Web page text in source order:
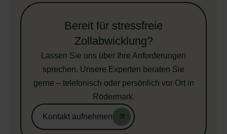
Bereit für stressfreie
Zollabwicklung?
Lassen Sie uns über Ihre Anforderungen
sprechen. Unsere Experten beraten Sie
gerne – telefonisch oder persönlich vor Ort in
Rödermark.
Kontakt aufnehmen